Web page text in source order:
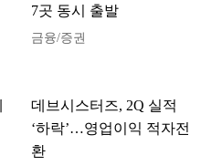
7곳 동시 출발
금융/증권
데브시스터즈, 2Q 실적
‘하락’…영업이익 적자전
환